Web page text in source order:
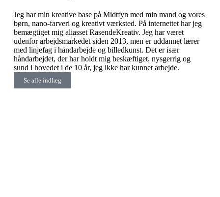
Jeg har min kreative base på Midtfyn med min mand og vores
børn, nano-farveri og kreativt værksted. På internettet har jeg
bemægtiget mig aliasset RasendeKreativ. Jeg har været
udenfor arbejdsmarkedet siden 2013, men er uddannet lærer
med linjefag i håndarbejde og billedkunst. Det er især
håndarbejdet, der har holdt mig beskæftiget, nysgerrig og
sund i hovedet i de 10 år, jeg ikke har kunnet arbejde.
Se alle indlæg